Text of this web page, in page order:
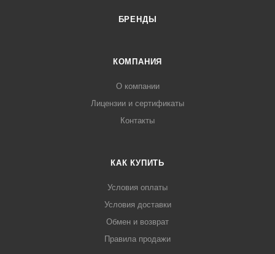
БРЕНДЫ
КОМПАНИЯ
О компании
Лицензии и сертификаты
Контакты
КАК КУПИТЬ
Условия оплаты
Условия доставки
Обмен и возврат
Правила продажи